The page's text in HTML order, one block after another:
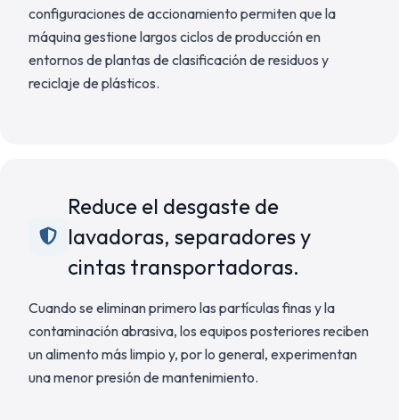
configuraciones de accionamiento permiten que la
máquina gestione largos ciclos de producción en
entornos de plantas de clasificación de residuos y
reciclaje de plásticos.
Reduce el desgaste de
lavadoras, separadores y
cintas transportadoras.
Cuando se eliminan primero las partículas finas y la
contaminación abrasiva, los equipos posteriores reciben
un alimento más limpio y, por lo general, experimentan
una menor presión de mantenimiento.